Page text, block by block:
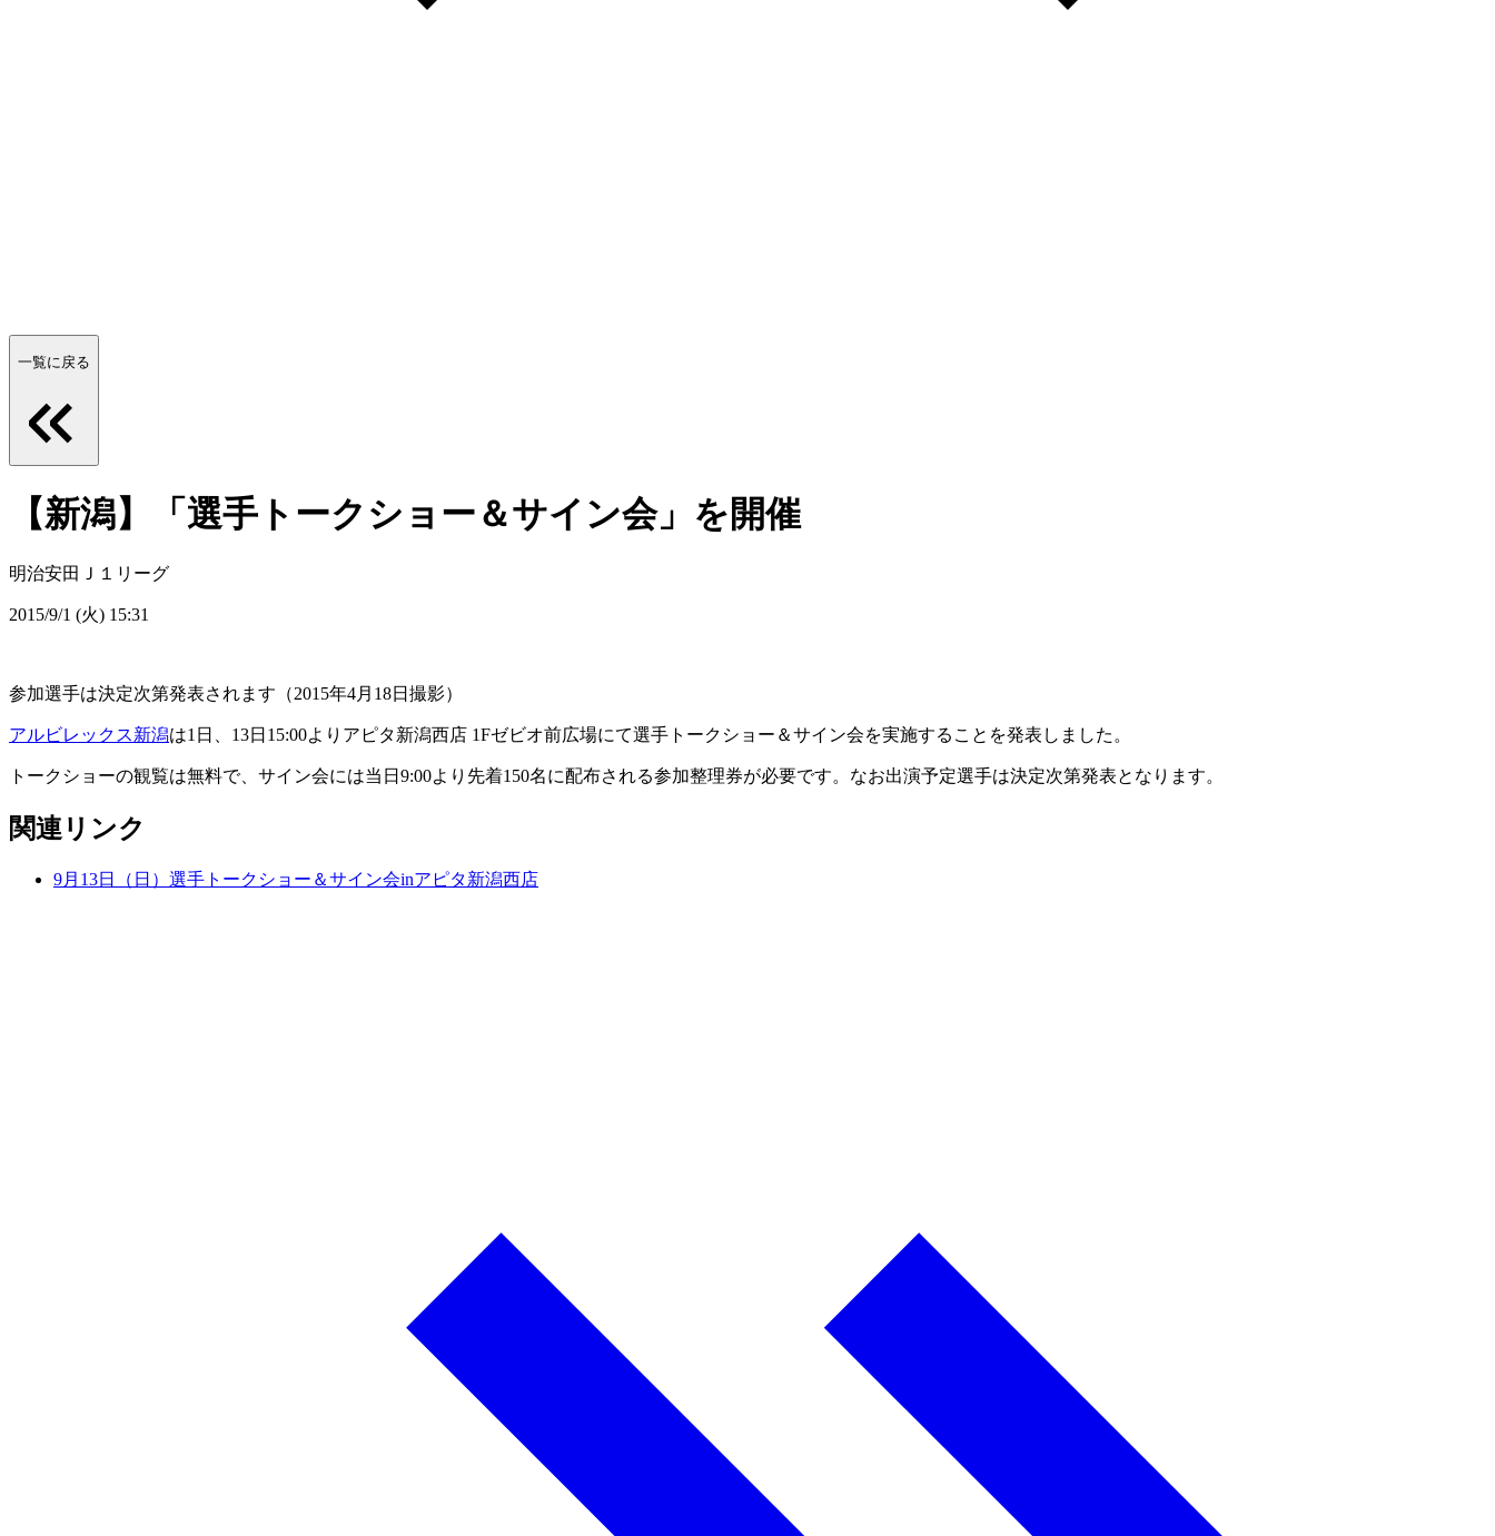
一覧に戻る
【新潟】「選手トークショー＆サイン会」を開催
明治安田Ｊ１リーグ
2015/9/1 (火) 15:31
参加選手は決定次第発表されます（2015年4月18日撮影）
アルビレックス新潟は1日、13日15:00よりアピタ新潟西店 1Fゼビオ前広場にて選手トークショー＆サイン会を実施することを発表しました。
トークショーの観覧は無料で、サイン会には当日9:00より先着150名に配布される参加整理券が必要です。なお出演予定選手は決定次第発表となります。
関連リンク
9月13日（日）選手トークショー＆サイン会inアピタ新潟西店